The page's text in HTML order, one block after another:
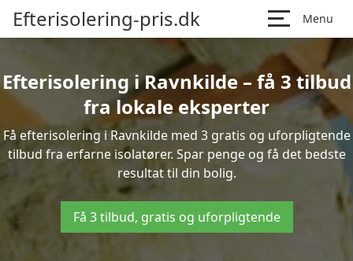
Efterisolering-pris.dk Menu
Efterisolering i Ravnkilde – få 3 tilbud
fra lokale eksperter
Få efterisolering i Ravnkilde med 3 gratis og uforpligtende
tilbud fra erfarne isolatører. Spar penge og få det bedste
resultat til din bolig.
Få 3 tilbud, gratis og uforpligtende